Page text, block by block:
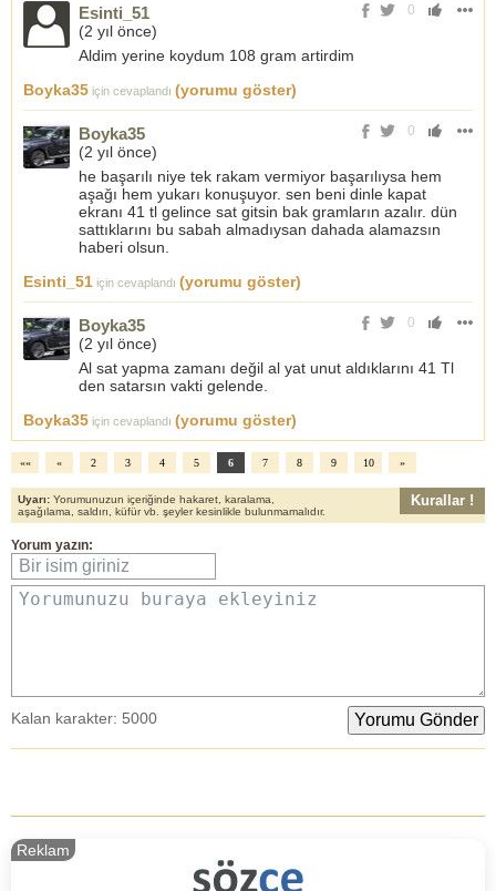
0
Esinti_51
(2 yıl önce)
Aldim yerine koydum 108 gram artirdim
Boyka35 için cevaplandı (yorumu göster)
0
Boyka35
(2 yıl önce)
he başarılı niye tek rakam vermiyor başarılıysa hem
aşağı hem yukarı konuşuyor. sen beni dinle kapat
ekranı 41 tl gelince sat gitsin bak gramların azalır. dün
sattıklarını bu sabah almadıysan dahada alamazsın
haberi olsun.
Esinti_51 için cevaplandı (yorumu göster)
0
Boyka35
(2 yıl önce)
Al sat yapma zamanı değil al yat unut aldıklarını 41 Tl
den satarsın vakti gelende.
Boyka35 için cevaplandı (yorumu göster)
«« « 2 3 4 5 6 7 8 9 10 »
Uyarı: Yorumunuzun içeriğinde hakaret, karalama,
aşağılama, saldırı, küfür vb. şeyler kesinlikle bulunmamalıdır.
Kurallar !
Yorum yazın:
Bir isim giriniz
Yorumunuzu buraya ekleyiniz
Kalan karakter: 5000
Reklam